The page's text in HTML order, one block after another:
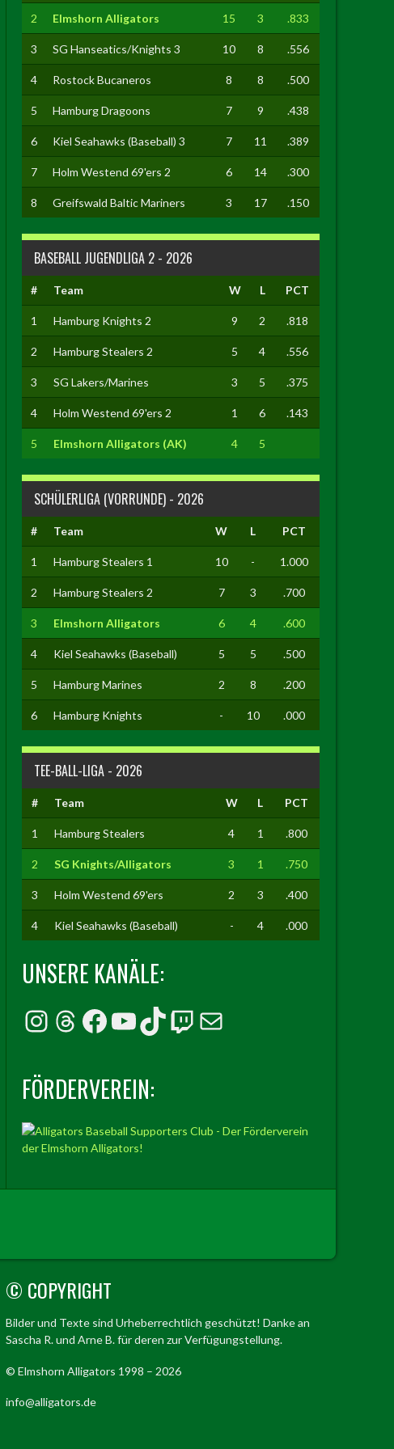
2 Elmshorn Alligators 15 3 .833
3 SG Hanseatics/Knights 3 10 8 .556
4 Rostock Bucaneros 8 8 .500
5 Hamburg Dragoons 7 9 .438
6 Kiel Seahawks (Baseball) 3 7 11 .389
7 Holm Westend 69'ers 2 6 14 .300
8 Greifswald Baltic Mariners 3 17 .150
BASEBALL JUGENDLIGA 2 - 2026
# Team W L PCT
1 Hamburg Knights 2 9 2 .818
2 Hamburg Stealers 2 5 4 .556
3 SG Lakers/Marines 3 5 .375
4 Holm Westend 69'ers 2 1 6 .143
5 Elmshorn Alligators (AK) 4 5
SCHÜLERLIGA (VORRUNDE) - 2026
# Team W L PCT
1 Hamburg Stealers 1 10 - 1.000
2 Hamburg Stealers 2 7 3 .700
3 Elmshorn Alligators 6 4 .600
4 Kiel Seahawks (Baseball) 5 5 .500
5 Hamburg Marines 2 8 .200
6 Hamburg Knights - 10 .000
TEE-BALL-LIGA - 2026
# Team W L PCT
1 Hamburg Stealers 4 1 .800
2 SG Knights/Alligators 3 1 .750
3 Holm Westend 69'ers 2 3 .400
4 Kiel Seahawks (Baseball) - 4 .000
UNSERE KANÄLE:
Instagram
Threads
Facebook
YouTube
TikTok
Twitch
E-Mail
FÖRDERVEREIN:
© COPYRIGHT
Bilder und Texte sind Urheberrechtlich geschützt! Danke an
Sascha R. und Arne B. für deren zur Verfügungstellung.
© Elmshorn Alligators 1998 – 2026
info@alligators.de